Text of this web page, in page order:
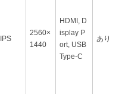
IPS
2560×
1440
HDMI, D
isplay P
ort, USB
Type-C
あり